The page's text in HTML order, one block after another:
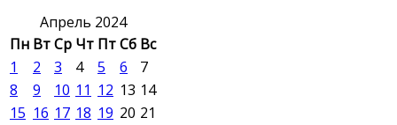
Апрель 2024
Пн ВтСр Чт ПтСб Вс
1
2 3 4 5 6
7
8
9 10 11 12 13 14
15 16 17 18 19 20 21